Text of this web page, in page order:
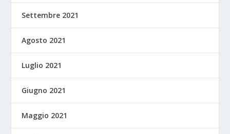
Settembre 2021
Agosto 2021
Luglio 2021
Giugno 2021
Maggio 2021